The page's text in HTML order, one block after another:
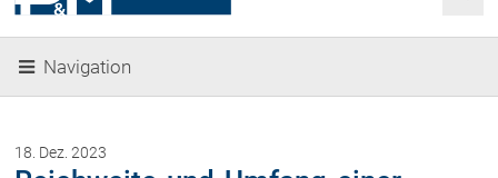
Gesellschaftsgründung &
Beteiligungen
Immobilienrecht, Bauträgerrecht
Navigation
18. Dez. 2023